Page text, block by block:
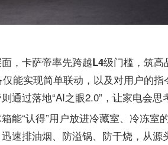
，卡萨帝率先跨越L4级门槛，筑高
能实现简单联动，以及对用户的
通过落地“AI之眼2.0”，让家电会
能“认得”用户放进冷藏室、冷冻
速排油烟、防溢锅、防干烧，从